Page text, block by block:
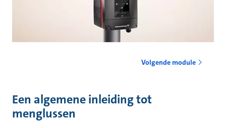
Volgende module
Een algemene inleiding tot
menglussen